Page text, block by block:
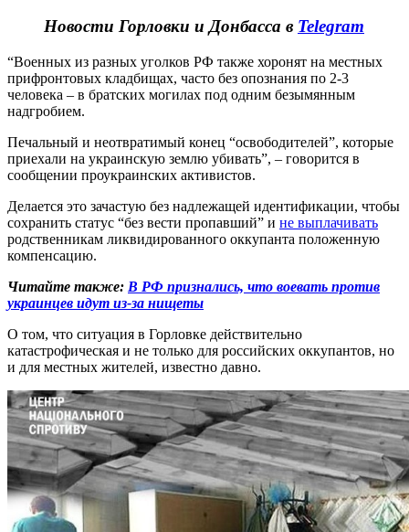
Новости Горловки и Донбасса в Telegram
“Военных из разных уголков РФ также хоронят на местных
прифронтовых кладбищах, часто без опознания по 2-3
человека – в братских могилах под одним безымянным
надгробием.
Печальный и неотвратимый конец “освободителей”, которые
приехали на украинскую землю убивать”, – говорится в
сообщении проукраинских активистов.
Делается это зачастую без надлежащей идентификации, чтобы
сохранить статус “без вести пропавший” и не выплачивать
родственникам ликвидированного оккупанта положенную
компенсацию.
Читайте также: В РФ признались, что воевать против
украинцев идут из-за нищеты
О том, что ситуация в Горловке действительно
катастрофическая и не только для российских оккупантов, но
и для местных жителей, известно давно.